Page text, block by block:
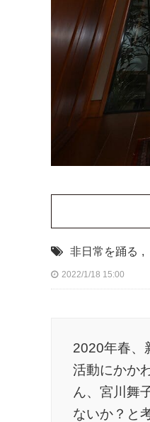
非日常を踊る ,
2022/1/18 15:00
2020年春、
活動にかか
ん、宮川舞
ないか？と